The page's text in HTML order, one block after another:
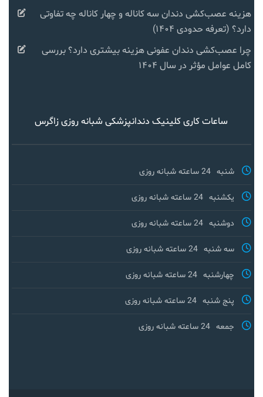
هزینه عصب‌کشی دندان سه کاناله و چهار کاناله چه تفاوتی
دارد؟ (تعرفه حدودی ۱۴۰۴)
چرا عصب‌کشی دندان عفونی هزینه بیشتری دارد؟ بررسی
کامل عوامل مؤثر در سال ۱۴۰۴
ساعات کاری کلینیک دندانپزشکی شبانه روزی زاگرس
شنبه 24 ساعته شبانه روزی
یکشنبه 24 ساعته شبانه روزی
دوشنبه 24 ساعته شبانه روزی
سه شنبه 24 ساعته شبانه روزی
چهارشنبه 24 ساعته شبانه روزی
پنج شنبه 24 ساعته شبانه روزی
جمعه 24 ساعته شبانه روزی